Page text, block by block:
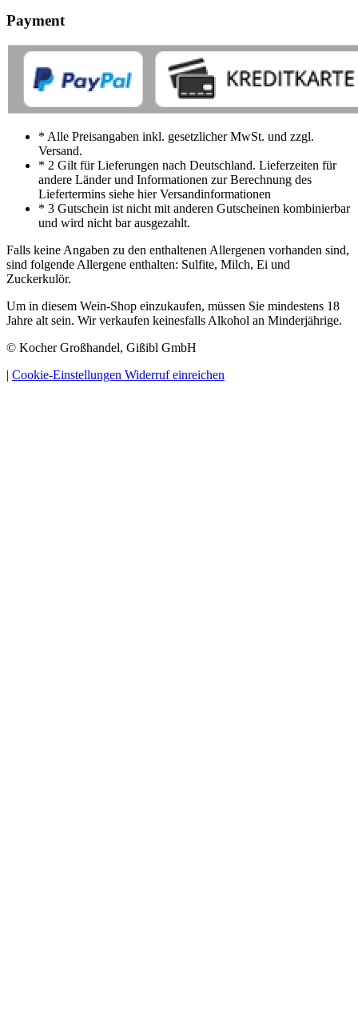
Payment
* Alle Preisangaben inkl. gesetzlicher MwSt. und zzgl.
Versand.
* 2 Gilt für Lieferungen nach Deutschland. Lieferzeiten für
andere Länder und Informationen zur Berechnung des
Liefertermins siehe hier Versandinformationen
* 3 Gutschein ist nicht mit anderen Gutscheinen kombinierbar
und wird nicht bar ausgezahlt.
Falls keine Angaben zu den enthaltenen Allergenen vorhanden sind,
sind folgende Allergene enthalten: Sulfite, Milch, Ei und
Zuckerkulör.
Um in diesem Wein-Shop einzukaufen, müssen Sie mindestens 18
Jahre alt sein. Wir verkaufen keinesfalls Alkohol an Minderjährige.
© Kocher Großhandel, Gißibl GmbH
| Cookie-Einstellungen Widerruf einreichen